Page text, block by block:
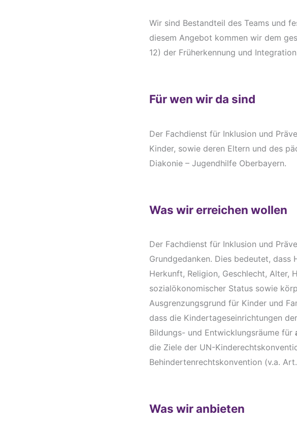
Wir sind Bestandteil des Teams und
diesem Angebot kommen wir dem
12) der Früherkennung und
Für wen wir da sind
Der Fachdienst für Inklusion und
Kinder, sowie deren Eltern und des
Diakonie – Jugendhilfe Oberbayern.
Was wir erreichen wollen
Der Fachdienst für Inklusion und
Grundgedanken. Dies bedeutet,
Herkunft, Religion, Geschlecht, Alter,
sozialökonomischer Status sowie
Ausgrenzungsgrund für Kinder und
dass die Kindertageseinrichtungen
Bildungs- und Entwicklungsräume für
die Ziele der UN-
Behindertenrechtskonvention (v.a.
Was wir anbieten